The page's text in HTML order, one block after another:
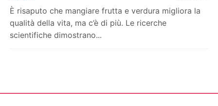
È risaputo che mangiare frutta e verdura migliora la
qualità della vita, ma c’è di più. Le ricerche
scientifiche dimostrano...